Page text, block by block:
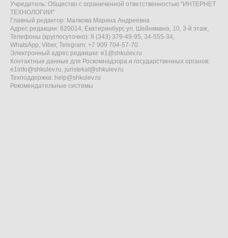
Учредитель: Общество с ограниченной ответственностью "ИНТЕРНЕТ
ТЕХНОЛОГИИ"
Главный редактор: Малкова Марина Андреевна
Адрес редакции: 620014, Екатеринбург, ул. Шейнкмана, 10, 3-й этаж,
Телефоны (круглосуточно): 8 (343) 379-49-95, 34-555-34,
WhatsApp, Viber, Telegram: +7 909 704-57-70
Электронный адрес редакции: e1@shkulev.ru
Контактные данные для Роскомнадзора и государственных органов:
e1info@shkulev.ru, juristekat@shkulev.ru
Техподдержка: help@shkulev.ru
Рекомендательные системы